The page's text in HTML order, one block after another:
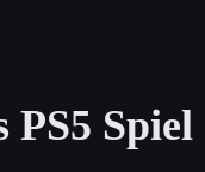
PS5 Spiel